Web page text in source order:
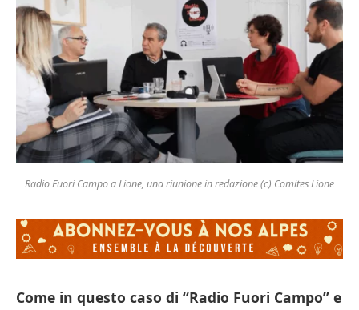
Radio Fuori Campo a Lione, una riunione in redazione (c) Comites Lione
Come in questo caso di “Radio Fuori Campo” e